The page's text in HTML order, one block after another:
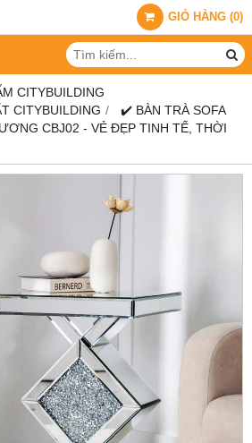
GIỎ HÀNG (0)
CITYBUILDING
CITYBUILDING
✔️ BÀN TRÀ SOFA
CBJ02 - VẺ ĐẸP TINH TẾ, THỜI